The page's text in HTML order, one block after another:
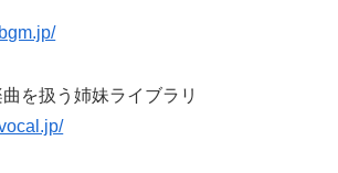
を扱う姉妹ライブラリ